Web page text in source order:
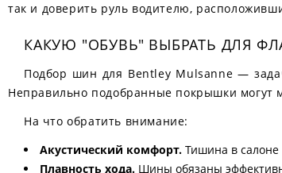
так и доверить руль водителю,
КАКУЮ "ОБУВЬ" ВЫБРАТЬ ДЛЯ
Подбор шин для Bentley Mulsanne —
Неправильно подобранные покрышки
На что обратить внимание:
Акустический комфорт. Тишина в салоне
Плавность хода. Шины обязаны